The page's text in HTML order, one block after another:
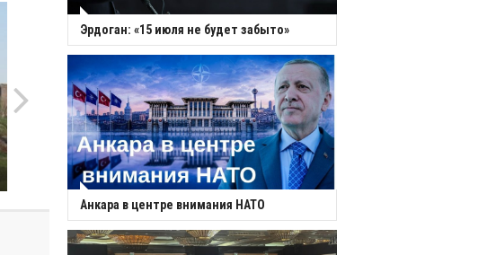
Эрдоган: «15 июля не будет забыто»
Анкара в центре внимания НАТО